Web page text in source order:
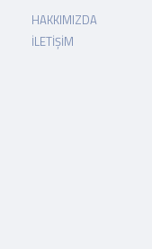
HAKKIMIZDA
İLETIŞIM